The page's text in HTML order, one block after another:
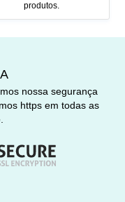
produtos.
nossa segurança
https em todas as